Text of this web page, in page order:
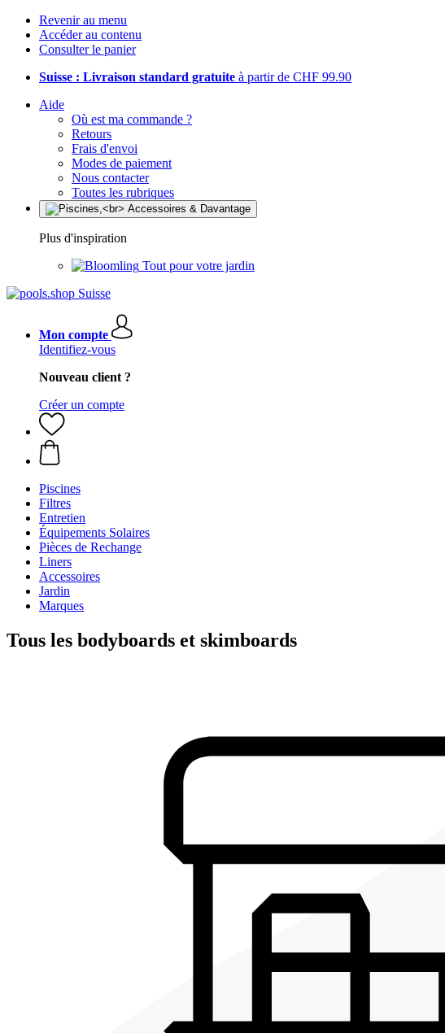
Revenir au menu
Accéder au contenu
Consulter le panier
Suisse : Livraison standard gratuite à partir de CHF 99.90
Aide
Où est ma commande ?
Retours
Frais d'envoi
Modes de paiement
Nous contacter
Toutes les rubriques
Plus d'inspiration
Tout pour votre jardin
Mon compte
Identifiez-vous
Nouveau client ?
Créer un compte
Piscines
Filtres
Entretien
Équipements Solaires
Pièces de Rechange
Liners
Accessoires
Jardin
Marques
Tous les bodyboards et skimboards